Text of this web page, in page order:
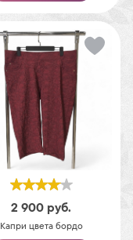
2 900 руб.
Капри цвета бордо